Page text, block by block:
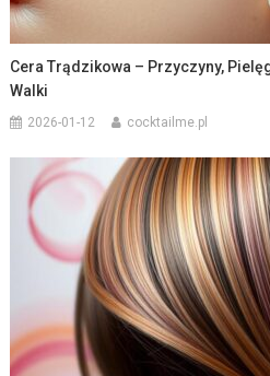
Cera Trądzikowa – Przyczyny,
Walki
2026-01-12 cocktailme.pl